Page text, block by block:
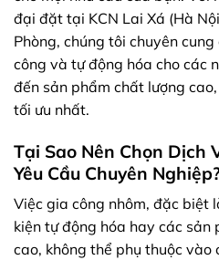
đại đặt tại KCN Lai Xá (Hà
Phòng, chúng tôi chuyên
công và tự động hóa cho các
đến sản phẩm chất lượng
tối ưu nhất.
Tại Sao Nên Chọn Dịch
Yêu Cầu Chuyên
Việc gia công nhôm, đặc biệt
kiện tự động hóa hay các
cao, không thể phụ thuộc vào